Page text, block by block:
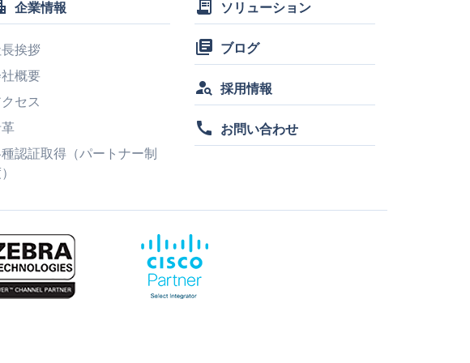
企業情報
挨拶
概要
セス
認証取得（パートナー制
receipt_long ソリューション
library_books ブログ
person_search 採用情報
call お問い合わせ